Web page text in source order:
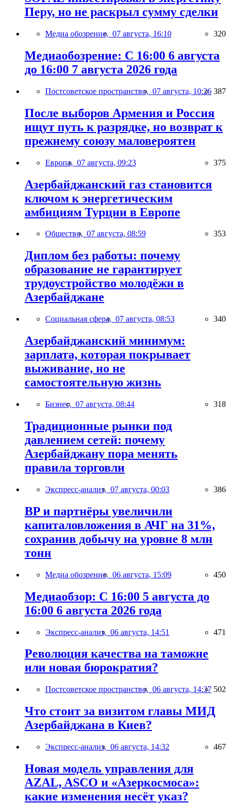
Перу, но не раскрыл сумму сделки
Медиа обозрение, 07 августа, 16:10 320
Медиаобозрение: С 16:00 6 августа
до 16:00 7 августа 2026 года
Постсоветское пространство, 07 августа, 10:26 387
После выборов Армения и Россия
ищут путь к разрядке, но возврат к
прежнему союзу маловероятен
Европа, 07 августа, 09:23 375
Азербайджанский газ становится
ключом к энергетическим
амбициям Турции в Европе
Общество, 07 августа, 08:59 353
Диплом без работы: почему
образование не гарантирует
трудоустройство молодёжи в
Азербайджане
Социальная сфера, 07 августа, 08:53 340
Азербайджанский минимум:
зарплата, которая покрывает
выживание, но не
самостоятельную жизнь
Бизнес, 07 августа, 08:44 318
Традиционные рынки под
давлением сетей: почему
Азербайджану пора менять
правила торговли
Экспресс-анализ, 07 августа, 00:03 386
BP и партнёры увеличили
капиталовложения в АЧГ на 31%,
сохранив добычу на уровне 8 млн
тонн
Медиа обозрение, 06 августа, 15:09 450
Медиаобзор: С 16:00 5 августа до
16:00 6 августа 2026 года
Экспресс-анализ, 06 августа, 14:51 471
Революция качества на таможне
или новая бюрократия?
Постсоветское пространство, 06 августа, 14:37 502
Что стоит за визитом главы МИД
Азербайджана в Киев?
Экспресс-анализ, 06 августа, 14:32 467
Новая модель управления для
AZAL, ASCO и «Азеркосмоса»:
какие изменения несёт указ?